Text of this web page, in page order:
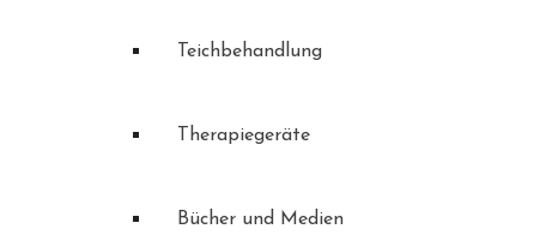
Teichbehandlung
Therapiegeräte
Bücher und Medien